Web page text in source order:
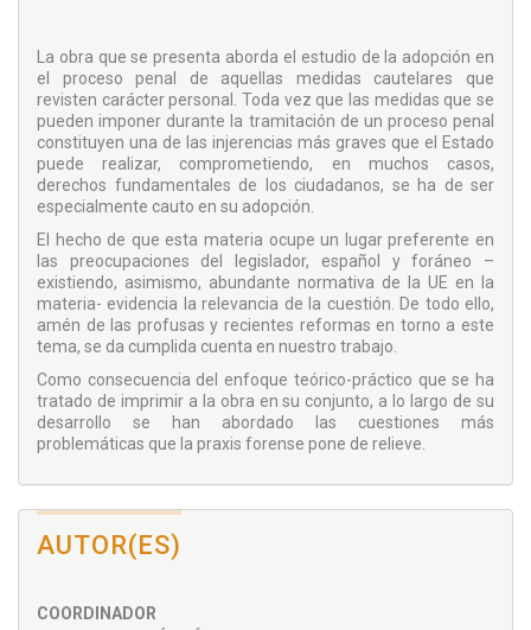
La obra que se presenta aborda el estudio de la adopción en
el proceso penal de aquellas medidas cautelares que
revisten carácter personal. Toda vez que las medidas que se
pueden imponer durante la tramitación de un proceso penal
constituyen una de las injerencias más graves que el Estado
puede realizar, comprometiendo, en muchos casos,
derechos fundamentales de los ciudadanos, se ha de ser
especialmente cauto en su adopción.
El hecho de que esta materia ocupe un lugar preferente en
las preocupaciones del legislador, español y foráneo –
existiendo, asimismo, abundante normativa de la UE en la
materia- evidencia la relevancia de la cuestión. De todo ello,
amén de las profusas y recientes reformas en torno a este
tema, se da cumplida cuenta en nuestro trabajo.
Como consecuencia del enfoque teórico-práctico que se ha
tratado de imprimir a la obra en su conjunto, a lo largo de su
desarrollo se han abordado las cuestiones más
problemáticas que la praxis forense pone de relieve.
AUTOR(ES)
COORDINADOR